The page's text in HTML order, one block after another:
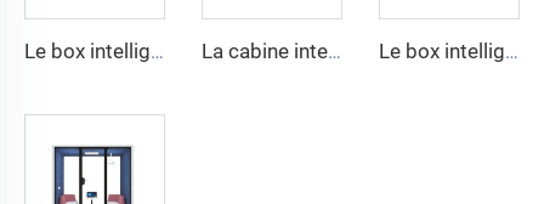
Le box intelligent et insonorisé pour 1 personne - série Cyspace Y PRO La cabine intelligente et insonorisée pour 2 personnes - série Cyspace Y PRO Le box intelligent et insonorisé pour 4 personnes - série Cyspace Y PRO